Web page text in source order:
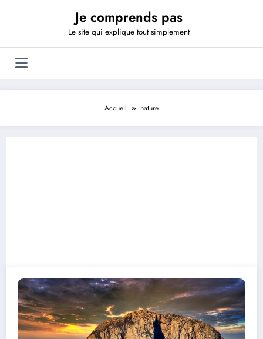
Je comprends pas
Le site qui explique tout simplement
Accueil nature